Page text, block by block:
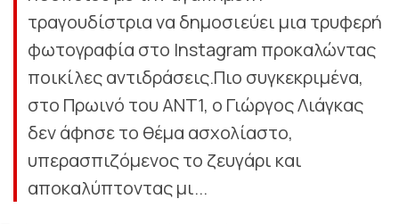
τραγουδίστρια να δημοσιεύει μια τρυφερή
φωτογραφία στο Instagram προκαλώντας
ποικίλες αντιδράσεις.Πιο συγκεκριμένα,
στο Πρωινό του ΑΝΤ1, ο Γιώργος Λιάγκας
δεν άφησε το θέμα ασχολίαστο,
υπερασπιζόμενος το ζευγάρι και
αποκαλύπτοντας μι...